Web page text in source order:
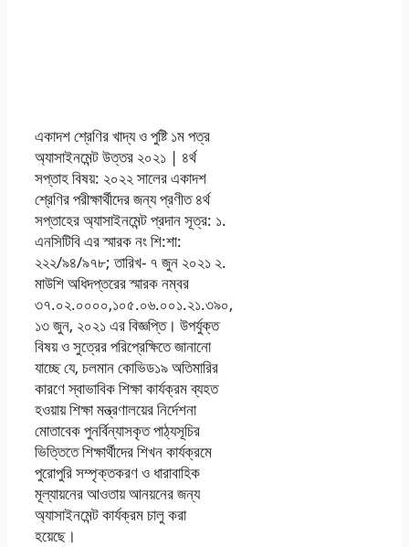
একাদশ শ্রেণির খাদ্য ও পুষ্টি ১ম পত্র
অ্যাসাইনমেন্ট উত্তর ২০২১ | ৪র্থ
সপ্তাহ বিষয়: ২০২২ সালের একাদশ
শ্রেণির পরীক্ষার্থীদের জন্য প্রণীত ৪র্থ
সপ্তাহের অ্যাসাইনমেন্ট প্রদান সূত্র: ১.
এনসিটিবি এর স্মারক নং শি:শা:
২২২/৯৪/৯৭৮; তারিখ- ৭ জুন ২০২১ ২.
মাউশি অধিদপ্তরের স্মারক নম্বর
৩৭.০২.০০০০,১০৫.০৬.০০১.২১.৩৯০,
১৩ জুন, ২০২১ এর বিজ্ঞপ্তি। উপর্যুক্ত
বিষয় ও সুত্রের পরিপ্রেক্ষিতে জানানাে
যাচ্ছে যে, চলমান কোভিড১৯ অতিমারির
কারণে স্বাভাবিক শিক্ষা কার্যক্রম ব্যহত
হওয়ায় শিক্ষা মন্ত্রণালয়ের নির্দেশনা
মােতাবেক পুনর্বিন্যাসকৃত পাঠ্যসূচির
ভিত্তিতে শিক্ষার্থীদের শিখন কার্যক্রমে
পুরােপুরি সম্পৃক্তকরণ ও ধারাবাহিক
মূল্যায়নের আওতায় আনয়নের জন্য
অ্যাসাইনমেন্ট কার্যক্রম চালু করা
হয়েছে।